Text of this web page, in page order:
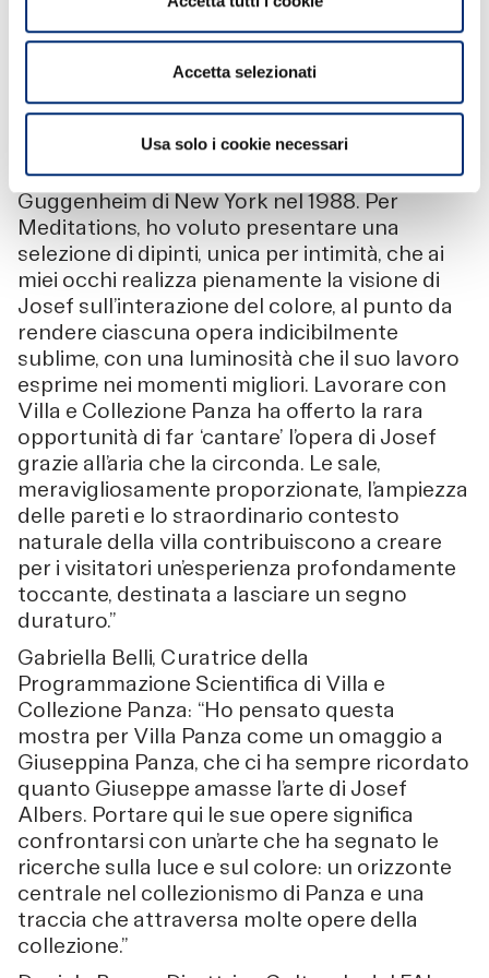
Accetta selezionati
Usa solo i cookie necessari
cortile monumentale di Villa Panza.”
Nicholas Fox Weber, Executive Director della
Josef & Anni Albers Foundation e curatore di
Josef Albers: Meditations: “Sono coinvolto
nel lavoro di Josef da cinquantacinque anni e
ho curato mostre importanti, tra cui la
retrospettiva per il centenario al
Guggenheim di New York nel 1988. Per
Meditations, ho voluto presentare una
selezione di dipinti, unica per intimità, che ai
miei occhi realizza pienamente la visione di
Josef sull’interazione del colore, al punto da
rendere ciascuna opera indicibilmente
sublime, con una luminosità che il suo lavoro
esprime nei momenti migliori. Lavorare con
Villa e Collezione Panza ha offerto la rara
opportunità di far ‘cantare’ l’opera di Josef
grazie all’aria che la circonda. Le sale,
meravigliosamente proporzionate, l’ampiezza
delle pareti e lo straordinario contesto
naturale della villa contribuiscono a creare
per i visitatori un’esperienza profondamente
toccante, destinata a lasciare un segno
duraturo.”
Gabriella Belli, Curatrice della
Programmazione Scientifica di Villa e
Collezione Panza: “Ho pensato questa
mostra per Villa Panza come un omaggio a
Giuseppina Panza, che ci ha sempre ricordato
quanto Giuseppe amasse l’arte di Josef
Albers. Portare qui le sue opere significa
confrontarsi con un’arte che ha segnato le
ricerche sulla luce e sul colore: un orizzonte
centrale nel collezionismo di Panza e una
traccia che attraversa molte opere della
collezione.”